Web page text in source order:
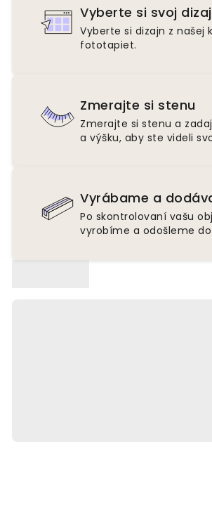
Vyberte si svoj
Vyberte si dizajn z našej
fototapiet.
Zmerajte si stenu
Zmerajte si stenu a
a výšku, aby ste videli
Vyrábame a
Po skontrolovaní vašu
vyrobíme a odošleme